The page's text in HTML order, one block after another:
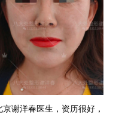
谢洋春医生，资历很好，